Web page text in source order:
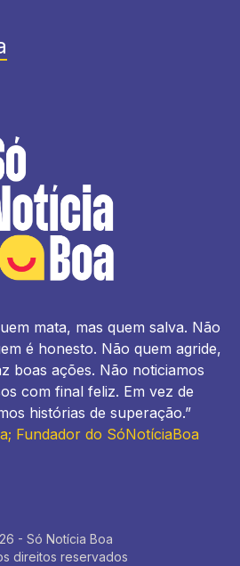
mata, mas quem salva. Não
é honesto. Não quem agride,
boas ações. Não noticiamos
com final feliz. Em vez de
histórias de superação.”
Fundador do SóNotíciaBoa
- Só Notícia Boa
direitos reservados